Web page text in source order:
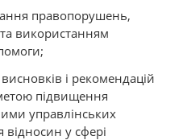
правопорушень,
використанням
і рекомендацій
підвищення
управлінських
у сфері